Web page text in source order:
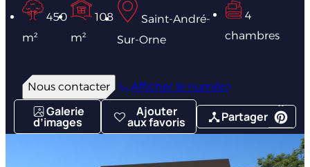
450
m²
108
m²
Saint-André-
Sur-Orne
4
chambres
Nous contacter Afficher le numéro
Galerie
d’images
Ajouter
aux favoris Partager